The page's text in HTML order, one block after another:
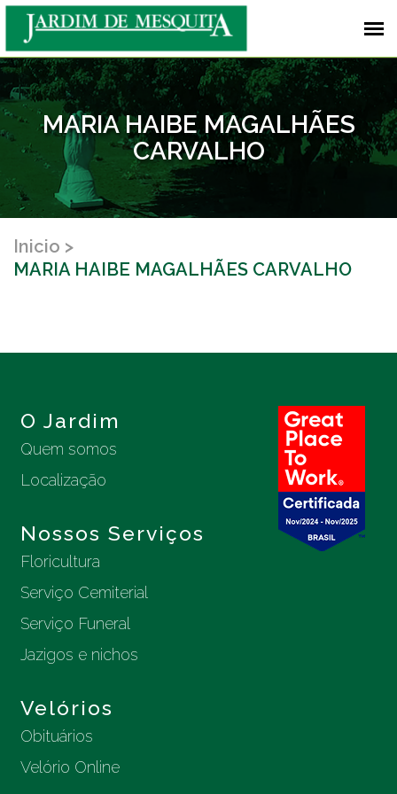
MARIA HAIBE MAGALHÃES
CARVALHO
Inicio
MARIA HAIBE MAGALHÃES CARVALHO
O Jardim
Quem somos
Localização
Nossos Serviços
Floricultura
Serviço Cemiterial
Serviço Funeral
Jazigos e nichos
Velórios
Obituários
Velório Online